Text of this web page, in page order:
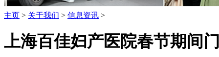
主页 > 关于我们 > 信息资讯 >
上海百佳妇产医院春节期间